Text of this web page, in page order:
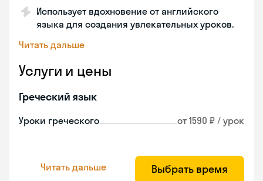
Использует вдохновение от английского
языка для создания увлекательных уроков.
Читать дальше
Услуги и цены
Греческий язык
Уроки греческого от 1590 ₽ / урок
Читать дальше Выбрать время